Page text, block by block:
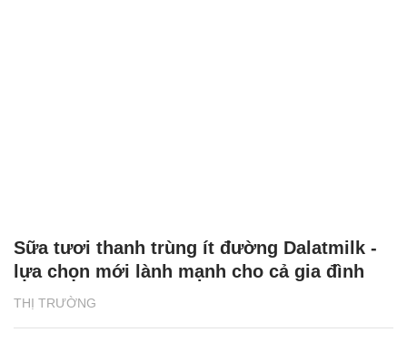
THỊ TRƯỜNG
Sữa tươi thanh trùng ít đường Dalatmilk -
lựa chọn mới lành mạnh cho cả gia đình